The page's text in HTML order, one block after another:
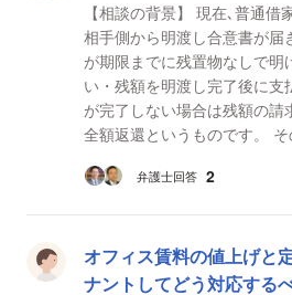
【相談の背景】 現在､普通借
相手側から明渡し合意書が届きました。
が期限までに残置物なしで明
い・残額を明渡し完了後に支
が完了しない場合は残額の請
全額返還というものです。 その後私は、完了を玄関鍵
置...
弁護士回答 2
オフィス賃料の値上げと
ナントしてどう対応する